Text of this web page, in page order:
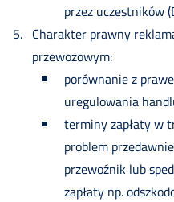
przez uczestników
Charakter prawny
przewozowym:
porównanie z
uregulowania
terminy zapłaty w
problem
przewoźnik lub
zapłaty np.